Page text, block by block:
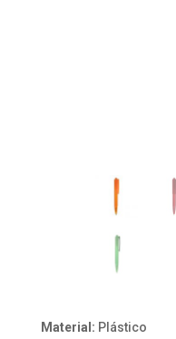
Material: Plástico